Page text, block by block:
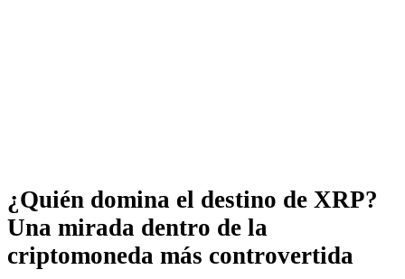
¿Quién domina el destino de XRP?
Una mirada dentro de la
criptomoneda más controvertida